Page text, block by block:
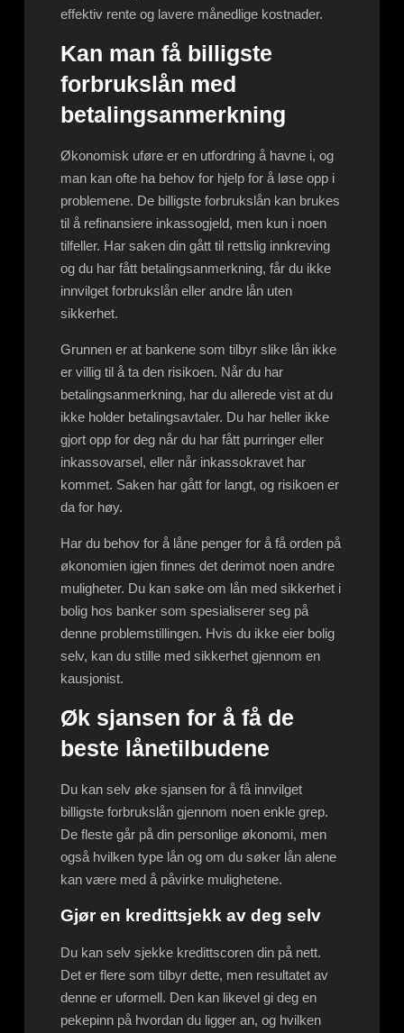
effektiv rente og lavere månedlige kostnader.
Kan man få billigste
forbrukslån med
betalingsanmerkning
Økonomisk uføre er en utfordring å havne i, og
man kan ofte ha behov for hjelp for å løse opp i
problemene. De billigste forbrukslån kan brukes
til å refinansiere inkassogjeld, men kun i noen
tilfeller. Har saken din gått til rettslig innkreving
og du har fått betalingsanmerkning, får du ikke
innvilget forbrukslån eller andre lån uten
sikkerhet.
Grunnen er at bankene som tilbyr slike lån ikke
er villig til å ta den risikoen. Når du har
betalingsanmerkning, har du allerede vist at du
ikke holder betalingsavtaler. Du har heller ikke
gjort opp for deg når du har fått purringer eller
inkassovarsel, eller når inkassokravet har
kommet. Saken har gått for langt, og risikoen er
da for høy.
Har du behov for å låne penger for å få orden på
økonomien igjen finnes det derimot noen andre
muligheter. Du kan søke om lån med sikkerhet i
bolig hos banker som spesialiserer seg på
denne problemstillingen. Hvis du ikke eier bolig
selv, kan du stille med sikkerhet gjennom en
kausjonist.
Øk sjansen for å få de
beste lånetilbudene
Du kan selv øke sjansen for å få innvilget
billigste forbrukslån gjennom noen enkle grep.
De fleste går på din personlige økonomi, men
også hvilken type lån og om du søker lån alene
kan være med å påvirke mulighetene.
Gjør en kredittsjekk av deg selv
Du kan selv sjekke kredittscoren din på nett.
Det er flere som tilbyr dette, men resultatet av
denne er uformell. Den kan likevel gi deg en
pekepinn på hvordan du ligger an, og hvilken